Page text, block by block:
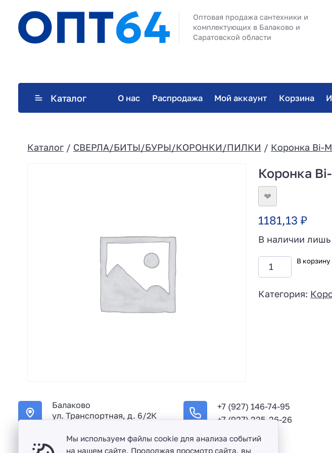
Оптовая продажа сантехники и
комплектующих в Балаково и
Саратовской области
Каталог О нас Распродажа Мой аккаунт Корзина
Каталог / СВЕРЛА/БИТЫ/БУРЫ/КОРОНКИ/ПИЛКИ / Коронка Bi-
Коронка
❤
1181,13₽
В наличии лишь
В корзину
Категория:
Балаково
ул. Транспортная, д. 6/2К
+7 (927) 146-74-95
+7 (927) 225-26-26
Мы используем файлы cookie для анализа событий
на нашем сайте. Продолжая просмотр сайта, вы